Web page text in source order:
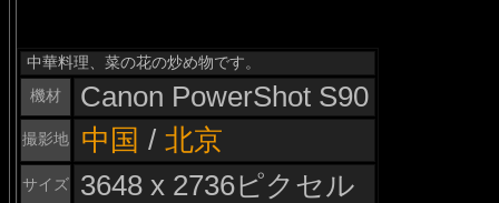
中華料理、菜の花の炒め物です。
機材
Canon PowerShot S90
撮影地 中国 / 北京
サイズ 3648 x 2736ピクセル